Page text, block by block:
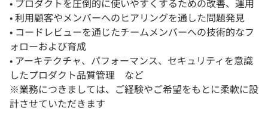
• プロダクトを圧倒的に使いやすくするための改善、運用
• 利用顧客やメンバーへのヒアリングを通した問題発見
• コードレビューを通じたチームメンバーへの技術的なフ
ォローおよび育成
• アーキテクチャ、パフォーマンス、セキュリティを意識
したプロダクト品質管理 など
※業務につきましては、ご経験やご希望をもとに柔軟に設
計させていただきます